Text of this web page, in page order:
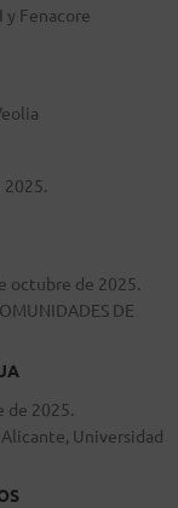
y Fenacore
2025.
octubre de 2025.
DE
de 2025.
Universidad